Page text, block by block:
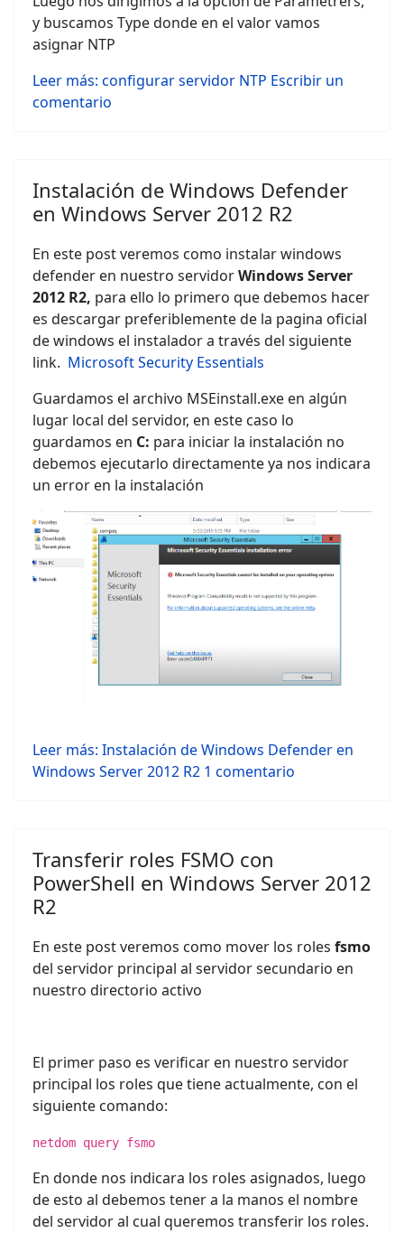
y buscamos Type donde en el valor vamos
asignar NTP
Leer más: configurar servidor NTP Escribir un
comentario
Instalación de Windows Defender
en Windows Server 2012 R2
En este post veremos como instalar windows
defender en nuestro servidorWindows Server
2012 R2, para ello lo primero que debemos hacer
es descargar preferiblemente de la pagina oficial
de windows el instalador a través del siguiente
link. Microsoft Security Essentials
Guardamos el archivo MSEinstall.exe en algún
lugar local del servidor, en este caso lo
guardamos en C: para iniciar la instalación no
debemos ejecutarlo directamente ya nos indicara
un error en la instalación
Leer más: Instalación de Windows Defender en
Windows Server 2012 R2 1 comentario
Transferir roles FSMO con
PowerShell en Windows Server 2012
R2
En este post veremos como mover los roles fsmo
del servidor principal al servidor secundario en
nuestro directorio activo
El primer paso es verificar en nuestro servidor
principal los roles que tiene actualmente, con el
siguiente comando:
netdom query fsmo
En donde nos indicara los roles asignados, luego
de esto al debemos tener a la manos el nombre
del servidor al cual queremos transferir los roles.